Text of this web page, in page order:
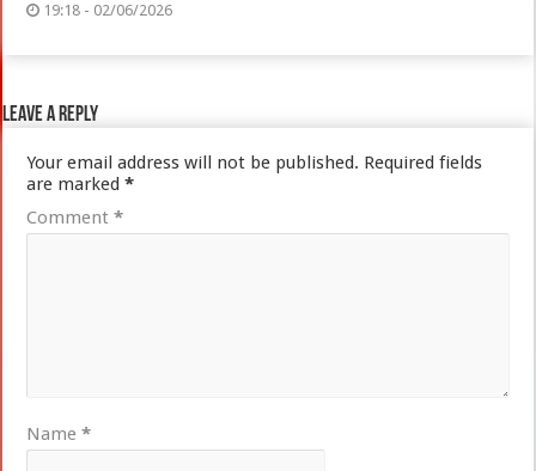
19:18 - 02/06/2026
Leave a Reply
Your email address will not be published. Required fields
are marked*
Comment*
Name*